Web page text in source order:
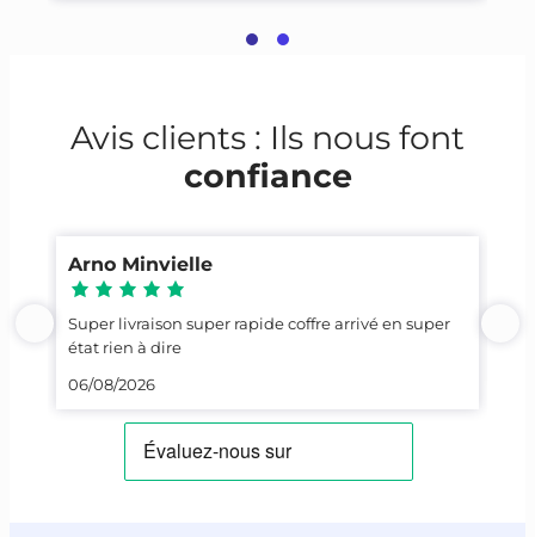
Avis clients : Ils nous font
confiance
Arno Minvielle
Super livraison super rapide coffre arrivé en super
état rien à dire
06/08/2026